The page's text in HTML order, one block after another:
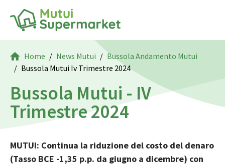
Home News Mutui
Bussola Andamento Mutui
Bussola Mutui Iv Trimestre 2024
Bussola Mutui - IV
Trimestre 2024
MUTUI: Continua la riduzione del costo del denaro
(Tasso BCE -1,35 p.p. da giugno a dicembre) con